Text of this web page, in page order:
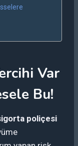
Var
Bu!
poliçesi